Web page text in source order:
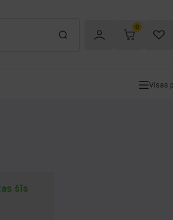
0
Visas
šīs